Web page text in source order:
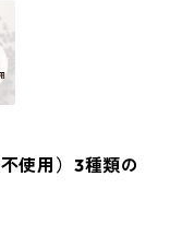
使用）3種類の